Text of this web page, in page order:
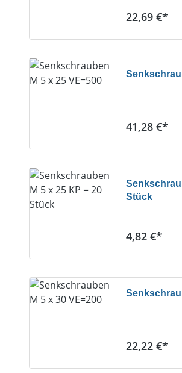
Regulärer
22,69 €*
Regulärer
41,28 €*
Stück
Regulärer
4,82 €*
Regulärer
22,22 €*